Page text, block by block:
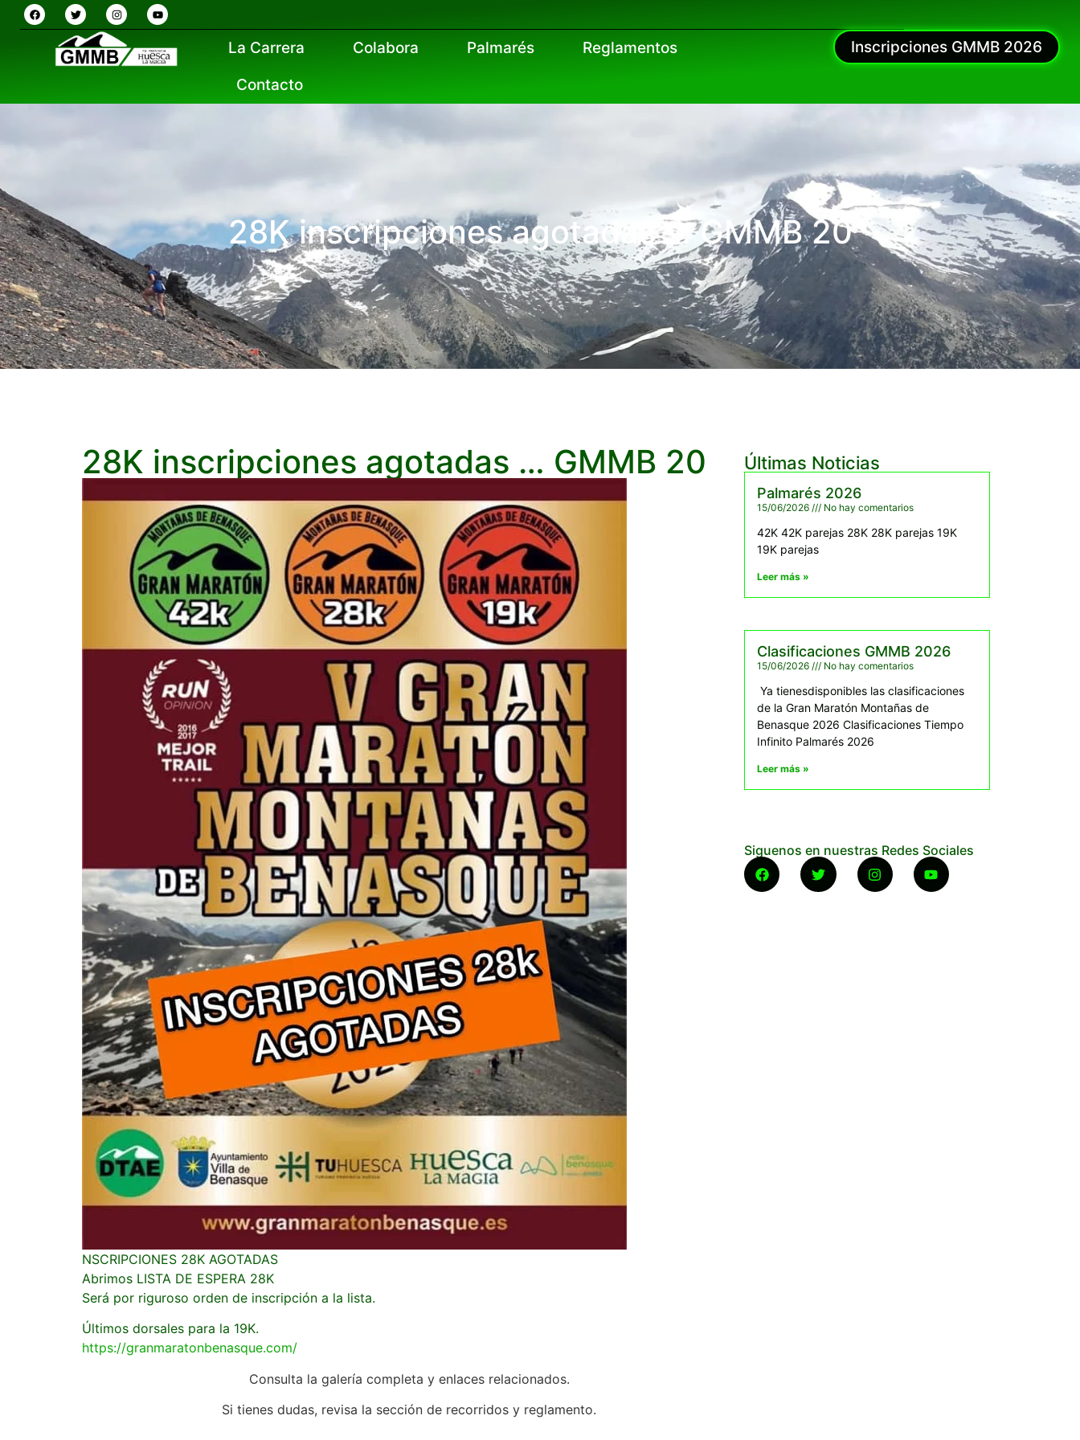
La Carrera Colabora Palmarés
Reglamentos
Contacto
Inscripciones GMMB 2026
28K inscripciones agotadas … GMMB 20
Últimas Noticias
Palmarés 2026
15/06/2026 No hay comentarios
42K 42K parejas 28K 28K parejas 19K
19K parejas
Leer más »
Clasificaciones GMMB 2026
15/06/2026 No hay comentarios
Ya tienesdisponibles las clasificaciones
de la Gran Maratón Montañas de
Benasque 2026 Clasificaciones Tiempo
Infinito Palmarés 2026
Leer más »
Siguenos en nuestras Redes Sociales
28K inscripciones agotadas … GMMB 20
NSCRIPCIONES 28K AGOTADAS
Abrimos LISTA DE ESPERA 28K
Será por riguroso orden de inscripción a la lista.
Últimos dorsales para la 19K.
https://granmaratonbenasque.com/
Consulta la galería completa y enlaces relacionados.
Si tienes dudas, revisa la sección de recorridos y reglamento.